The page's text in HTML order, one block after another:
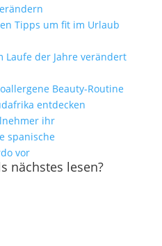
Tipps um fit im Urlaub
Laufe der Jahre verändert
Beauty-Routine
entdecken
ihr
spanische
vor
nächstes lesen?